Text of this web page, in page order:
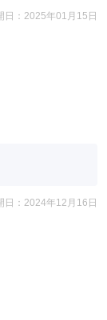
日：2025年01月15日
日：2024年12月16日